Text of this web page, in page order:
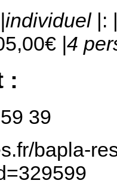
|individuel
|4
:
39
bapla-